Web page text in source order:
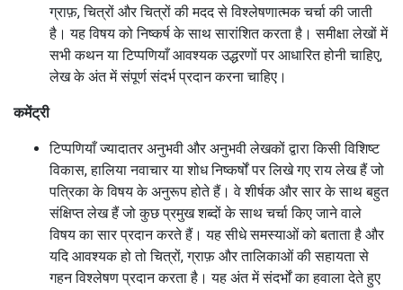
ग्राफ़, चित्रों और चित्रों की मदद से विश्लेषणात्मक चर्चा की जाती
है।यह विषय को निष्कर्ष के साथ सारांशित करता है।समीक्षा लेखों में
सभी कथन या टिप्पणियाँ आवश्यक उद्धरणों पर आधारित होनी चाहिए,
लेख के अंत में संपूर्ण संदर्भ प्रदान करना चाहिए।
कमेंट्री
टिप्पणियाँ ज्यादातर अनुभवी और अनुभवी लेखकों द्वारा किसी विशिष्ट
विकास, हालिया नवाचार या शोध निष्कर्षों पर लिखे गए राय लेख हैं जो
पत्रिका के विषय के अनुरूप होते हैं।वे शीर्षक और सार के साथ बहुत
संक्षिप्त लेख हैं जो कुछ प्रमुख शब्दों के साथ चर्चा किए जाने वाले
विषय का सार प्रदान करते हैं।यह सीधे समस्याओं को बताता है और
यदि आवश्यक हो तो चित्रों, ग्राफ़ और तालिकाओं की सहायता से
गहन विश्लेषण प्रदान करता है।यह अंत में संदर्भों का हवाला देते हुए